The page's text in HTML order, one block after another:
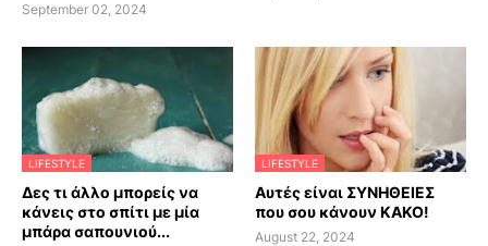
September 02, 2024
LIFESTYLE
Δες τι άλλο μπορείς να
κάνεις στο σπίτι με μία
μπάρα σαπουνιού...
LIFESTYLE
Αυτές είναι ΣΥΝΗΘΕΙΕΣ
που σου κάνουν ΚΑΚΟ!
August 22, 2024